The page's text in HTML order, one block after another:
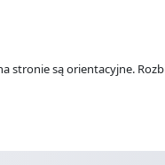
stronie są orientacyjne.